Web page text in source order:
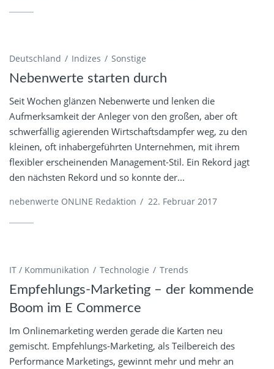
Deutschland Indizes Sonstige
Nebenwerte starten durch
Seit Wochen glänzen Nebenwerte und lenken die
Aufmerksamkeit der Anleger von den großen, aber oft
schwerfällig agierenden Wirtschaftsdampfer weg, zu den
kleinen, oft inhabergeführten Unternehmen, mit ihrem
flexibler erscheinenden Management-Stil. Ein Rekord jagt
den nächsten Rekord und so konnte der...
nebenwerte ONLINE Redaktion / 22. Februar 2017
IT / Kommunikation Technologie Trends
Empfehlungs-Marketing – der kommende
Boom im E Commerce
Im Onlinemarketing werden gerade die Karten neu
gemischt. Empfehlungs-Marketing, als Teilbereich des
Performance Marketings, gewinnt mehr und mehr an